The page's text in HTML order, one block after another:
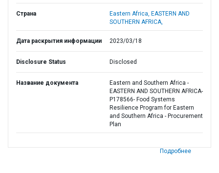
Страна Eastern Africa, EASTERN AND
SOUTHERN AFRICA,
Дата раскрытия информации 2023/03/18
Disclosure Status Disclosed
Название документа
Eastern and Southern Africa -
EASTERN AND SOUTHERN AFRICA-
P178566- Food Systems
Resilience Program for Eastern
and Southern Africa - Procurement
Plan
Подробнее